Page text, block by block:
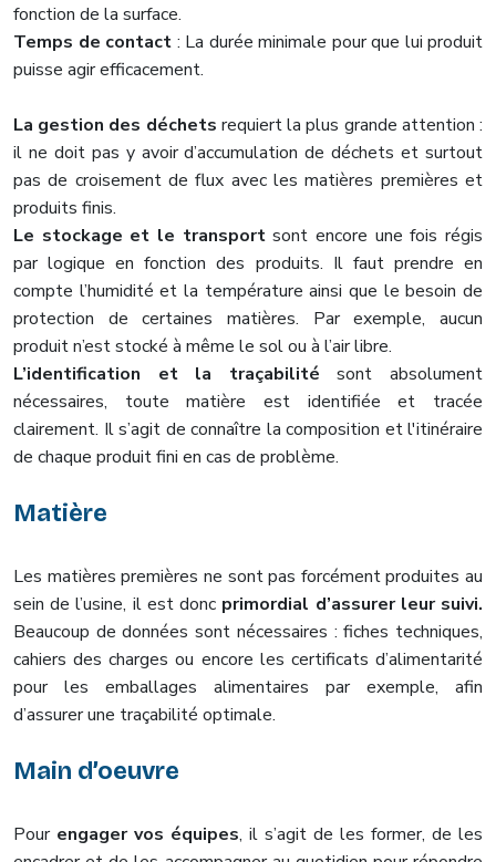
fonction de la surface.
Temps de contact : La durée minimale pour que lui produit
puisse agir efficacement.
La gestion des déchets requiert la plus grande attention :
il ne doit pas y avoir d’accumulation de déchets et surtout
pas de croisement de flux avec les matières premières et
produits finis.
Le stockage et le transportsont encore une fois régis
par logique en fonction des produits. Il faut prendre en
compte l’humidité et la température ainsi que le besoin de
protection de certaines matières. Par exemple, aucun
produit n’est stocké à même le sol ou à l’air libre.
L’identification et la traçabilité sont absolument
nécessaires, toute matière est identifiée et tracée
clairement. Il s’agit de connaître la composition et l'itinéraire
de chaque produit fini en cas de problème.
Matière
Les matières premières ne sont pas forcément produites au
sein de l’usine, il est donc primordial d’assurer leur suivi.
Beaucoup de données sont nécessaires : fiches techniques,
cahiers des charges ou encore les certificats d’alimentarité
pour les emballages alimentaires par exemple, afin
d’assurer une traçabilité optimale.
Main d’oeuvre
Pour engager vos équipes, il s’agit de les former, de les